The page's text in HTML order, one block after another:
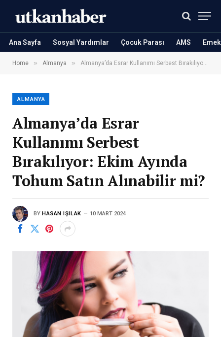
Ana Sayfa Sosyal Yardımlar Çocuk Parası AMS
Home » Almanya » Almanya’da Esrar Kullanımı Serbest Bırakılıyor: Ekim Ayında Tohum Satın Alınabilir mi?
ALMANYA
Almanya’da Esrar
Kullanımı Serbest
Bırakılıyor: Ekim Ayında
Tohum Satın Alınabilir mi?
BY HASAN IŞILAK 10 MART 2024